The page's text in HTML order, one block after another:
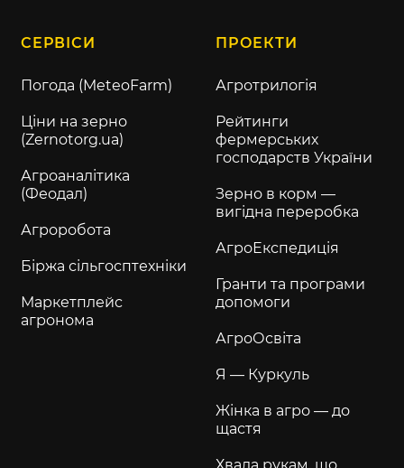
СЕРВІСИ
Погода (MeteoFarm)
Ціни на зерно
(Zernotorg.ua)
Агроаналітика
(Феодал)
Агроробота
Біржа сільгосптехніки
Маркетплейс
агронома
ПРОЕКТИ
Агротрилогія
Рейтинги
фермерських
господарств України
Зерно в корм —
вигідна переробка
АгроЕкспедиція
Гранти та програми
допомоги
АгроОсвіта
Я — Куркуль
Жінка в агро — до
щастя
Хвала рукам, що